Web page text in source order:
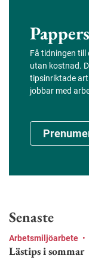
Få tidningen till
utan kostnad.
tipsinriktade
jobbar med
Senaste
Arbetsmiljöarbete •
Lästips i sommar